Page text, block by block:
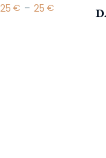
Minimum Price
–
Maximum Price